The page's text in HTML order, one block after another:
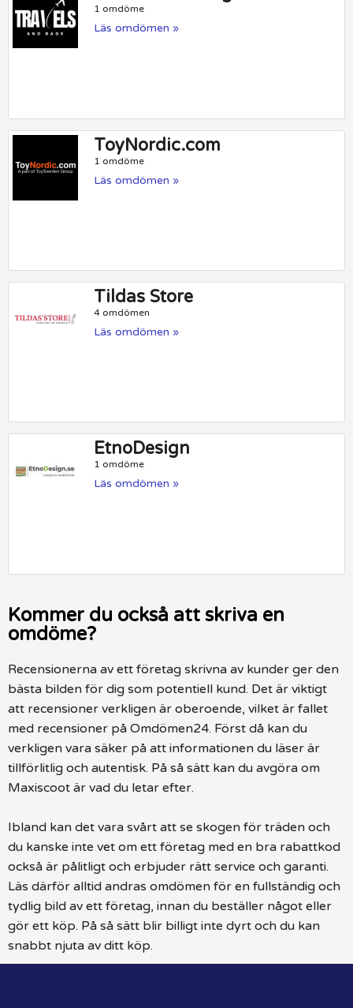
1 omdöme
Läs omdömen »
ToyNordic.com
1 omdöme
Läs omdömen »
Tildas Store
4 omdömen
Läs omdömen »
EtnoDesign
1 omdöme
Läs omdömen »
Kommer du också att skriva en
omdöme?
Recensionerna av ett företag skrivna av kunder ger den
bästa bilden för dig som potentiell kund. Det är viktigt
att recensioner verkligen är oberoende, vilket är fallet
med recensioner på Omdömen24. Först då kan du
verkligen vara säker på att informationen du läser är
tillförlitlig och autentisk. På så sätt kan du avgöra om
Maxiscoot är vad du letar efter.
Ibland kan det vara svårt att se skogen för träden och
du kanske inte vet om ett företag med en bra rabattkod
också är pålitligt och erbjuder rätt service och garanti.
Läs därför alltid andras omdömen för en fullständig och
tydlig bild av ett företag, innan du beställer något eller
gör ett köp. På så sätt blir billigt inte dyrt och du kan
snabbt njuta av ditt köp.